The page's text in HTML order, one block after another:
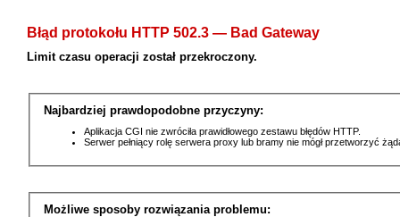
Błąd protokołu HTTP 502.3 — Bad Gateway
Limit czasu operacji został przekroczony.
Najbardziej prawdopodobne przyczyny:
Aplikacja CGI nie zwróciła prawidłowego zestawu błędów HTTP.
Serwer pełniący rolę serwera proxy lub bramy nie mógł przetworzyć
Możliwe sposoby rozwiązania problemu: